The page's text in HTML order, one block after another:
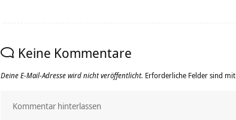
Keine Kommentare
Deine E-Mail-Adresse wird nicht veröffentlicht. Erforderliche Felder sind mit